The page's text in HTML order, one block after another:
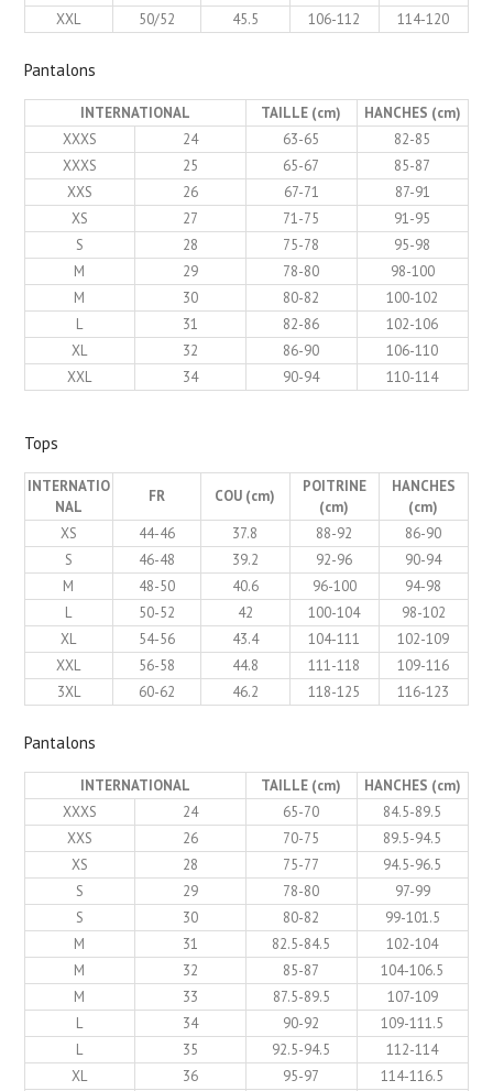
XXL
50/52 45.5 106-112 114-120
Pantalons
INTERNATIONAL TAILLE (cm)
HANCHES (cm)
XXXS
24 63-65
82-85
XXXS
25 65-67
85-87
XXS
26 67-71
87-91
XS
27 71-75
91-95
S
28 75-78
95-98
M
29 78-80
98-100
M
30 80-82
100-102
L
31 82-86
102-106
XL
32 86-90
106-110
XXL
34 90-94 110-114
Tops
INTERNATIO
NAL
FR COU (cm)
POITRINE
(cm)
HANCHES
(cm)
XS
44-46 37.8 88-92
86-90
S
46-48 39.2 92-96
90-94
M
48-50 40.6 96-100
94-98
L
50-52 42 100-104
98-102
XL
54-56 43.4 104-111
102-109
XXL
56-58 44.8 111-118
109-116
3XL
60-62 46.2 118-125 116-123
Pantalons
INTERNATIONAL TAILLE (cm)
HANCHES (cm)
XXXS
24 65-70
84.5-89.5
XXS
26 70-75
89.5-94.5
XS
28 75-77
94.5-96.5
S
29 78-80
97-99
S
30 80-82
99-101.5
M
31 82.5-84.5
102-104
M
32 85-87
104-106.5
M
33 87.5-89.5
107-109
L
34 90-92
109-111.5
L
35 92.5-94.5
112-114
XL
36 95-97
114-116.5